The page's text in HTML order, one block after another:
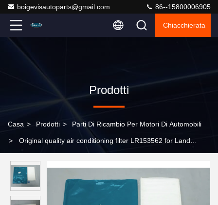
boigevisautoparts@gmail.com 86--15800006905
Chiacchierata
Prodotti
Casa > Prodotti > Parti Di Ricambio Per Motori Di Automobili
> Original quality air conditioning filter LR153562 for Land